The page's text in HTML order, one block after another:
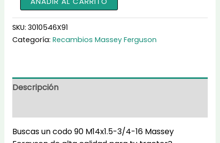
90
M14x1.5-
3/4-
SKU: 3010546X91
Categoría: Recambios Massey Ferguson
Descripción
Buscas un codo 90 M14x1.5-3/4-16 Massey